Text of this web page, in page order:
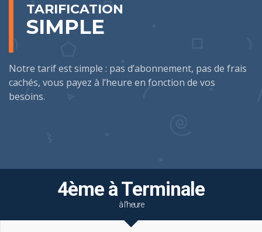
TARIFICATION
SIMPLE
Notre tarif est simple : pas d’abonnement, pas de frais
cachés, vous payez à l’heure en fonction de vos
besoins.
4ème à Terminale
à l'heure